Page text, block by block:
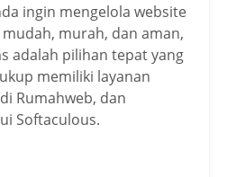
ingin mengelola website
murah, dan aman,
adalah pilihan tepat yang
memiliki layanan
di Rumahweb, dan
Softaculous.